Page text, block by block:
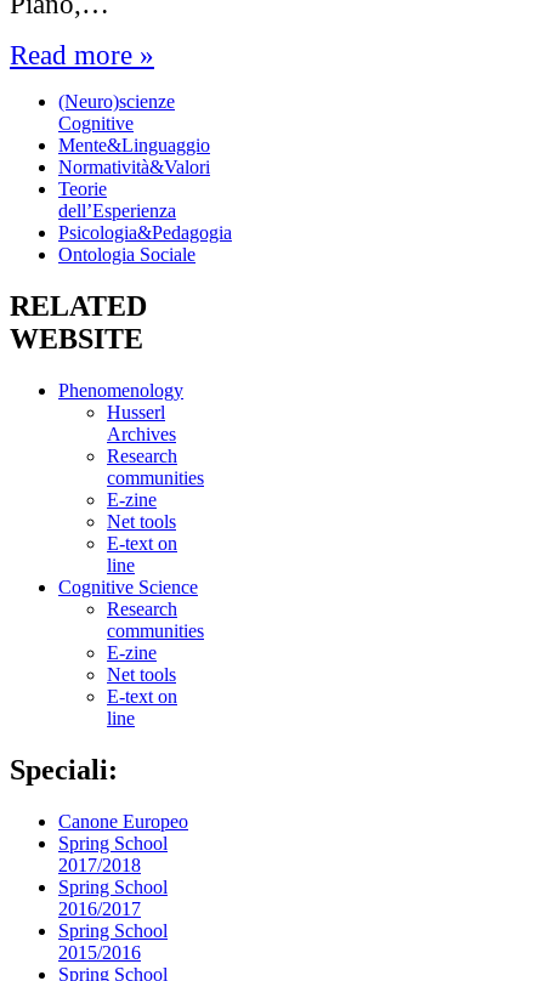
Read more »
(Neuro)scienze
Cognitive
Mente&Linguaggio
Normatività&Valori
Teorie
dell’Esperienza
Psicologia&Pedagogia
Ontologia Sociale
RELATED
WEBSITE
Phenomenology
Husserl
Archives
Research
communities
E-zine
Net tools
E-text on
line
Cognitive Science
Research
communities
E-zine
Net tools
E-text on
line
Speciali:
Canone Europeo
Spring School
2017/2018
Spring School
2016/2017
Spring School
2015/2016
Spring School